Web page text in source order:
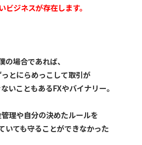
ビジネスが存在します。
の場合であれば、
とにらめっこして取引が
いこともあるFXやバイナリー。
理や自分の決めたルールを
いても守ることができなかった